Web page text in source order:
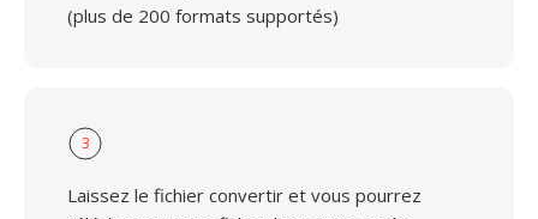
(plus de 200 formats supportés)
3
Laissez le fichier convertir et vous pourrez